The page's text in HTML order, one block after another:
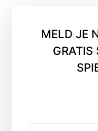
MELD JE
GRATIS